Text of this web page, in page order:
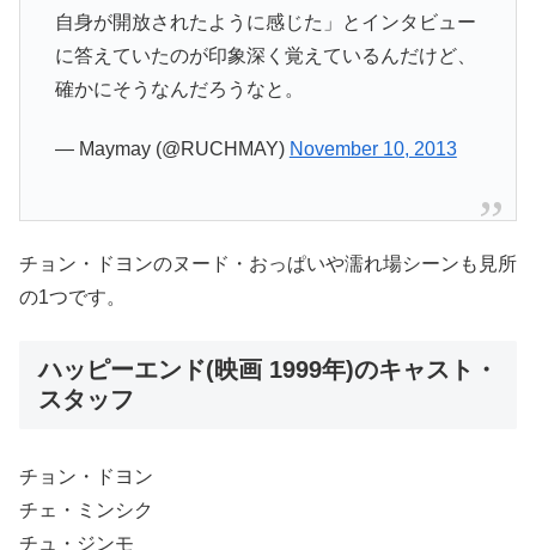
自身が開放されたように感じた」とインタビュー
に答えていたのが印象深く覚えているんだけど、
確かにそうなんだろうなと。
— Maymay (@RUCHMAY) November 10, 2013
チョン・ドヨンのヌード・おっぱいや濡れ場シーンも見所
の1つです。
ハッピーエンド(映画 1999年)のキャスト・
スタッフ
チョン・ドヨン
チェ・ミンシク
チュ・ジンモ